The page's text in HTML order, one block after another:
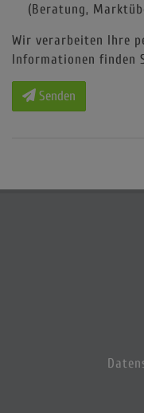
(Beratung,
Wir verarbeiten Ihre
Informationen finden
Senden